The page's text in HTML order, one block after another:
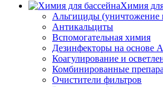
Химия
Альгициды (уничтожение
Антикальциты
Вспомогательная химия
Дезинфекторы на основе
Коагулирование и
Комбинированные
Очистители фильтров